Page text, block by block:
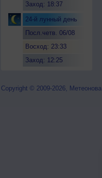
Заход: 18:37
24-й лунный день
Посл.четв. 06/08
Восход: 23:33
Заход: 12:25
Copyright © 2009-2026, Метеонова